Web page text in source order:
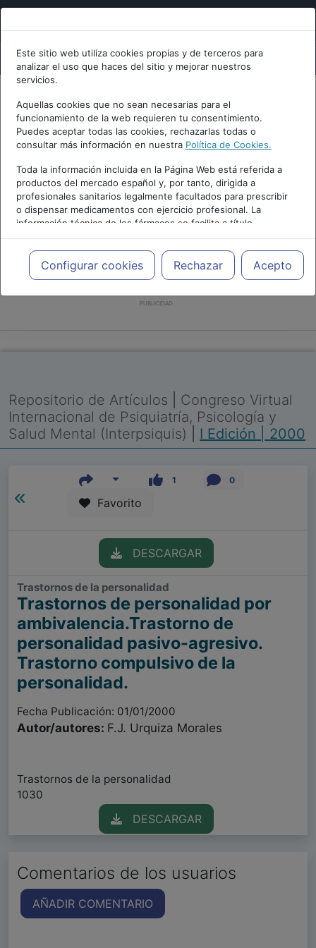
Este sitio web utiliza cookies propias y de terceros para
analizar el uso que haces del sitio y mejorar nuestros
servicios.
Aquellas cookies que no sean necesarias para el
funcionamiento de la web requieren tu consentimiento.
Puedes aceptar todas las cookies, rechazarlas todas o
consultar más información en nuestra Política de Cookies.
Toda la información incluida en la Página Web está referida a
productos del mercado español y, por tanto, dirigida a
profesionales sanitarios legalmente facultados para prescribir
o dispensar medicamentos con ejercicio profesional. La
información técnica de los fármacos se facilita a título
meramente informativo, siendo responsabilidad de los
profesionales facultados prescribir medicamentos y decidir, en
cada caso concreto, el tratamiento más adecuado a las
necesidades del paciente.
Configurar cookies Rechazar Acepto
PUBLICIDAD
Repositorio de Artículos
Congreso Virtual
Internacional de Psiquiatría, Psicología y
Salud Mental (Interpsiquis)
I Edición | 2000
1 0
Favorito
DESCARGAR
Trastornos de la personalidad
Trastornos de personalidad por
ambivalencia.Trastorno de
personalidad pasivo-agresivo.
Trastorno compulsivo de la
personalidad.
Fecha Publicación: 01/01/2000
Autor/autores: F.J. Urquiza Morales
Trastornos de la personalidad
1030
DESCARGAR
Comentarios de los usuarios
AÑADIR COMENTARIO